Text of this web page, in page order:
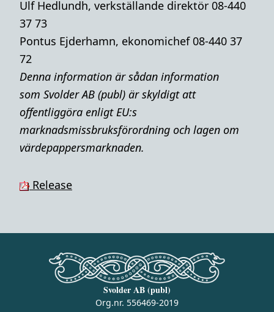
Ulf Hedlundh, verkställande direktör 08-440
37 73
Pontus Ejderhamn, ekonomichef 08-440 37
72
Denna information är sådan information
som Svolder AB (publ) är skyldigt att
offentliggöra enligt EU:s
marknadsmissbruksförordning och lagen om
värdepappersmarknaden.
Release
Svolder AB (publ)
Org.nr. 556469-2019